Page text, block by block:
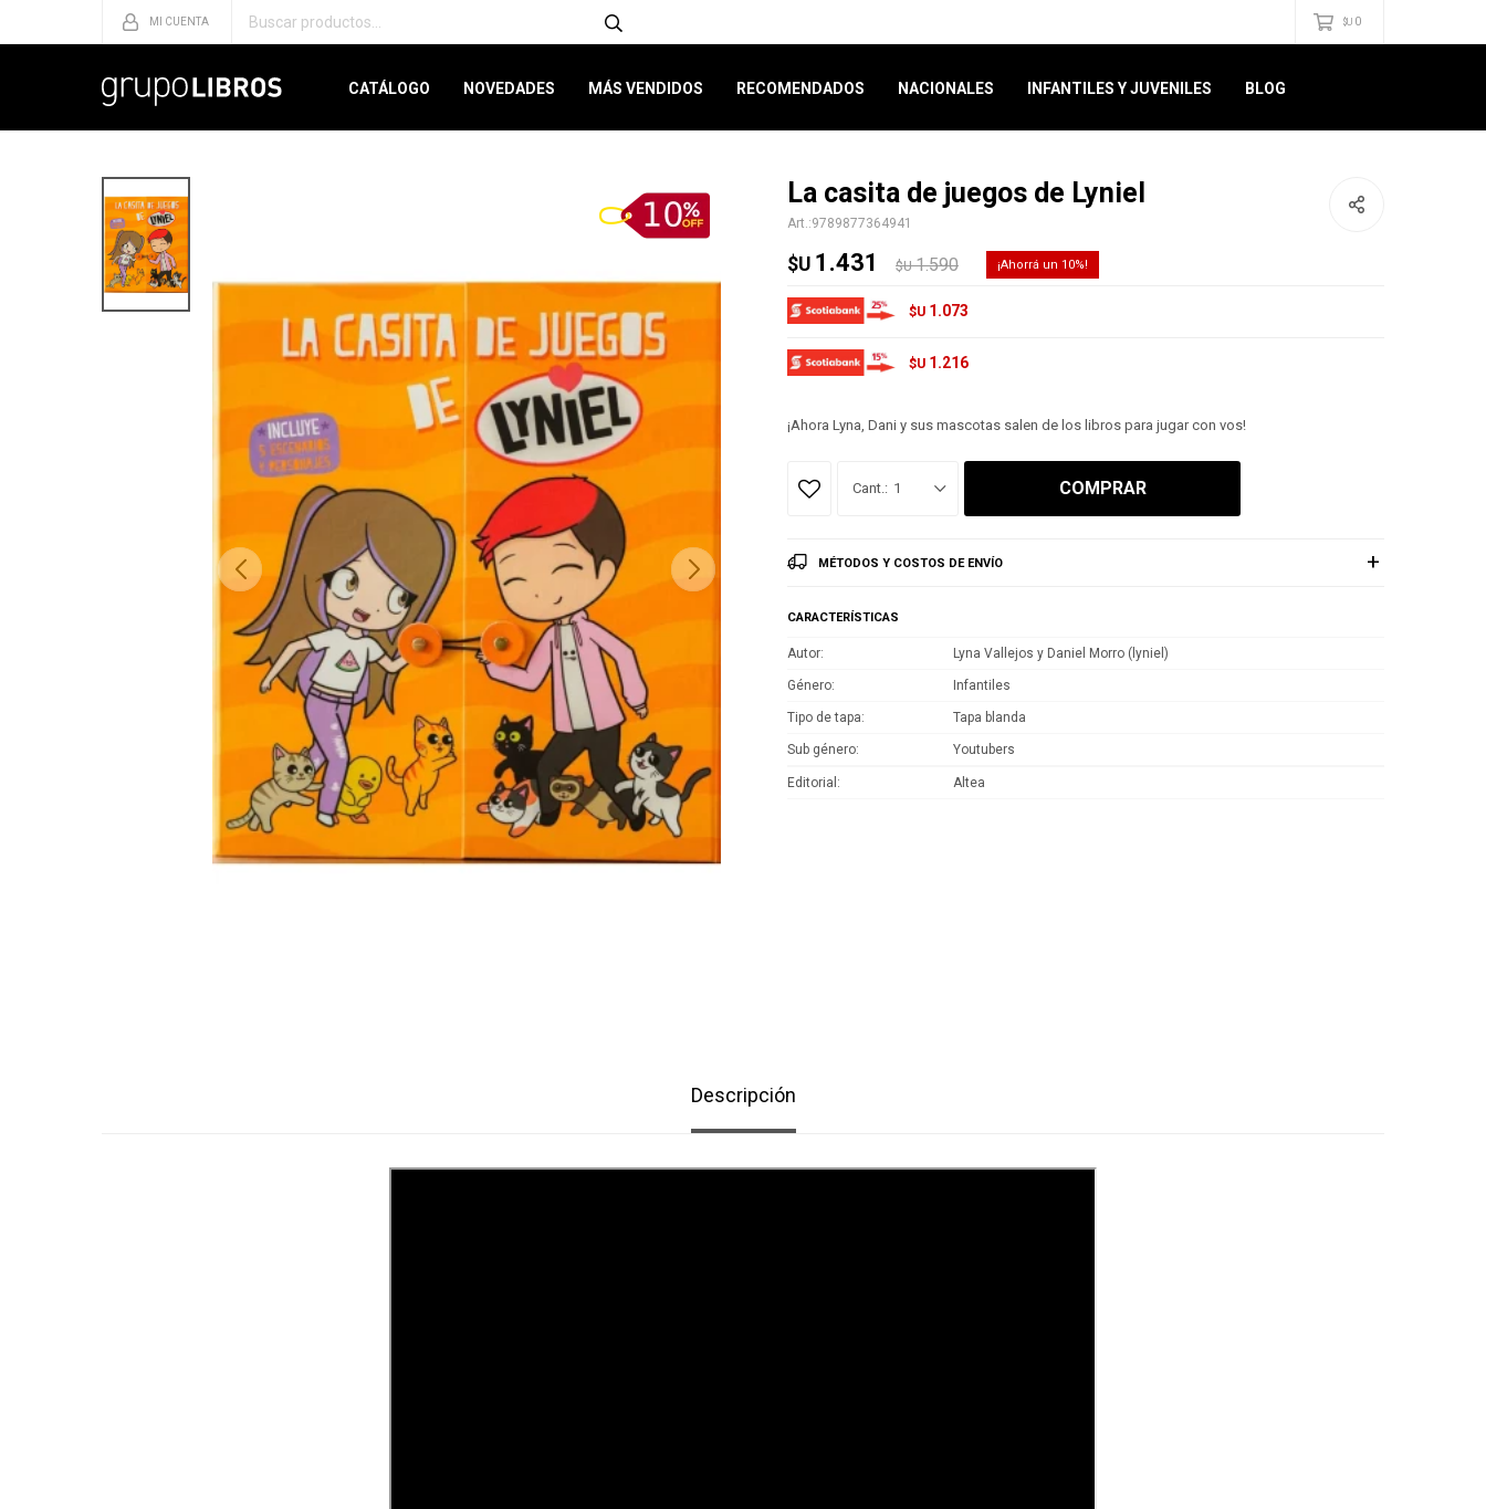
CATÁLOGO NOVEDADES MÁS VENDIDOS RECOMENDADOS NACIONALES INFANTILES Y JUVENILES BLOG
$U 0
La casita de juegos de Lyniel
9789877364941
$U 1.431 $U 1.590 10
$U 1.073
$U 1.216
¡Ahora Lyna, Dani y sus mascotas salen de los libros para jugar con vos!
1 COMPRAR
MÉTODOS Y COSTOS DE ENVÍO
CARACTERÍSTICAS
Autor Lyna Vallejos y Daniel Morro (lyniel)
Género Infantiles
Tipo de tapa Tapa blanda
Sub género Youtubers
Editorial Altea
Descripción